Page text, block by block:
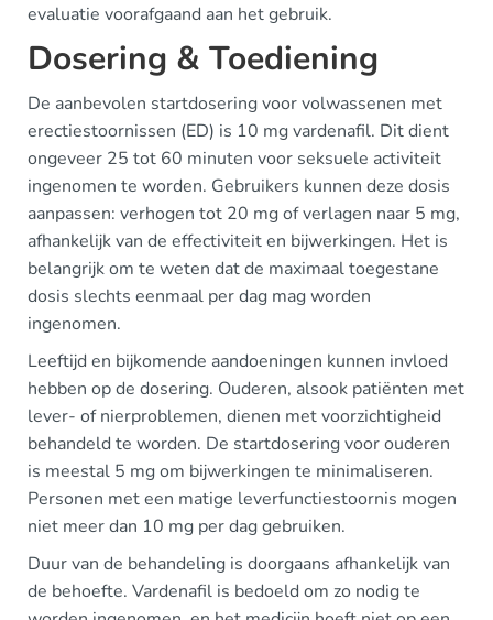
evaluatie voorafgaand aan het gebruik.
Dosering & Toediening
De aanbevolen startdosering voor volwassenen met
erectiestoornissen (ED) is 10 mg vardenafil. Dit dient
ongeveer 25 tot 60 minuten voor seksuele activiteit
ingenomen te worden. Gebruikers kunnen deze dosis
aanpassen: verhogen tot 20 mg of verlagen naar 5 mg,
afhankelijk van de effectiviteit en bijwerkingen. Het is
belangrijk om te weten dat de maximaal toegestane
dosis slechts eenmaal per dag mag worden
ingenomen.
Leeftijd en bijkomende aandoeningen kunnen invloed
hebben op de dosering. Ouderen, alsook patiënten met
lever- of nierproblemen, dienen met voorzichtigheid
behandeld te worden. De startdosering voor ouderen
is meestal 5 mg om bijwerkingen te minimaliseren.
Personen met een matige leverfunctiestoornis mogen
niet meer dan 10 mg per dag gebruiken.
Duur van de behandeling is doorgaans afhankelijk van
de behoefte. Vardenafil is bedoeld om zo nodig te